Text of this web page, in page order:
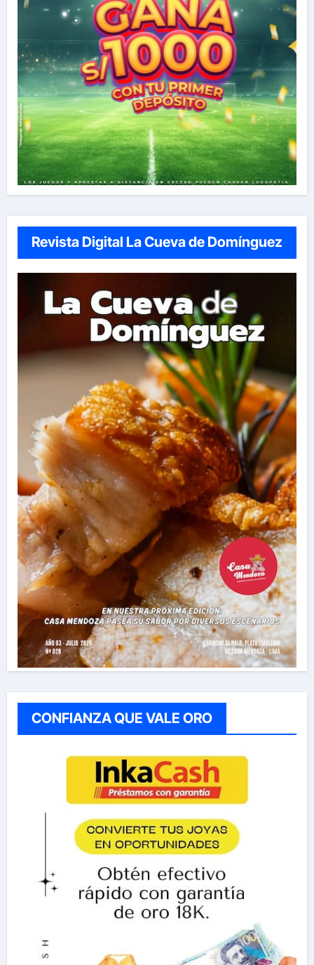
Revista Digital La Cueva de Domínguez
CONFIANZA QUE VALE ORO